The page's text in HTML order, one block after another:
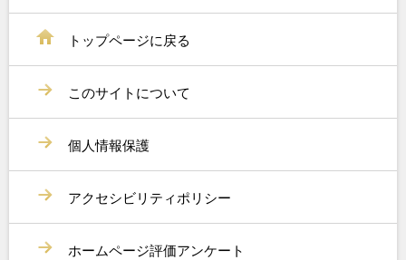
トップページに戻る
このサイトについて
個人情報保護
アクセシビリティポリシー
ホームページ評価アンケート